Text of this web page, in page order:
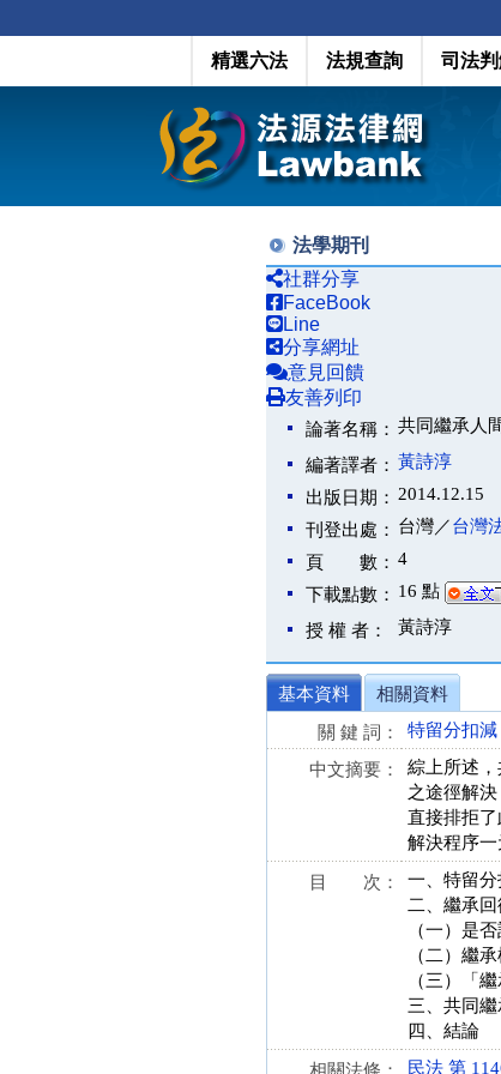
精選六法 法規查詢 司法
法學期刊
社群分享
FaceBook
Line
分享網址
意見回饋
友善列印
論著名稱： 共同繼承人
編著譯者： 黃詩淳
出版日期： 2014.12.15
刊登出處： 台灣／台灣
頁 數： 4
下載點數： 16 點
授 權 者：
黃詩淳
基本資料
相關資料
關 鍵 詞：
特留分扣減
中文摘要：
綜上所述
之途徑解
直接排拒
解決程序一
目 次：
一、特留
二、繼承
（一）是
（二）繼
（三）「
三、共同
四、結論
民法 第